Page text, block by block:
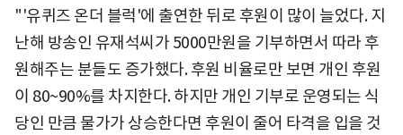
"'유퀴즈 온더 블럭'에 출연한 뒤로 후원이 많이 늘었다. 지
난해 방송인 유재석씨가 5000만원을 기부하면서 따라 후
원해주는 분들도 증가했다. 후원 비율로만 보면 개인 후원
이 80~90%를 차지한다. 하지만 개인 기부로 운영되는 식
당인 만큼 물가가 상승한다면 후원이 줄어 타격을 입을 것